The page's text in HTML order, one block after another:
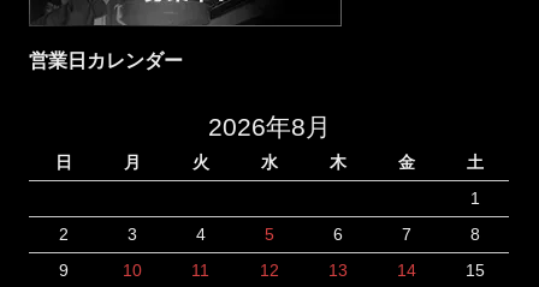
営業日カレンダー
2026年8月
日 月 火 水 木 金
土
1
2
3 4 5 6 7
8
9
10 11 12 13 14
15